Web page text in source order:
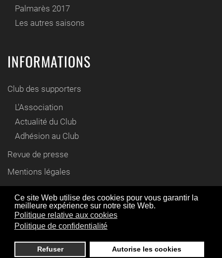
Ce site Web utilise des cookies pour vous garantir la
meilleure expérience sur notre site Web.
Politique relative aux cookies
Politique de confidentialité
Refuser Autorise les cookies
Palmarès 2017
Les autres saisons
INFORMATIONS
Club des supporters
L'Association
Actualité du Club
Adhésion au Club
Revue de presse
Mentions légales
Contact
© www.cyril-gautier.fr 2012 / 2021
En utilisant ce site Web, vous acceptez l'utilisation de
cookies comme décrit dans notre politique de